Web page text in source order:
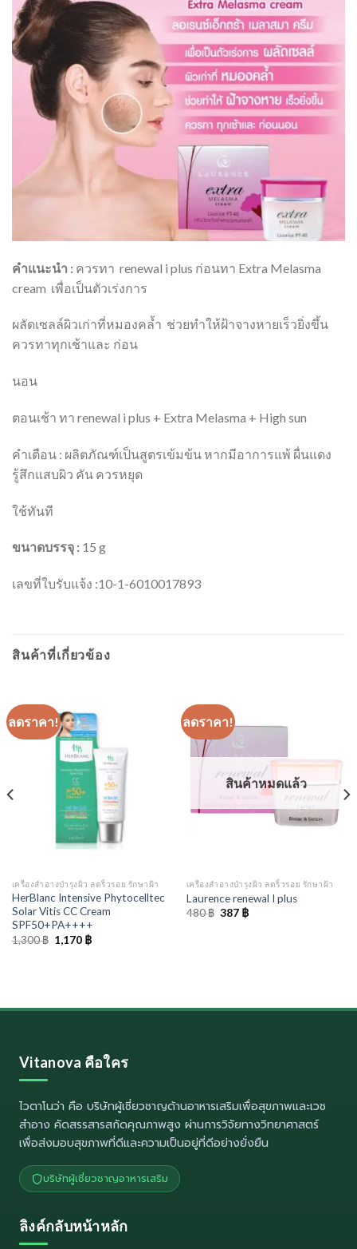
คำแนะนำ : ควรทา renewal i plus ก่อนทา Extra Melasma
cream เพื่อเป็นตัวเร่งการ
ผลัดเซลล์ผิวเก่าที่หมองคล้ำ ช่วยทำให้ฝ้าจางหายเร็วยิ่งขึ้น
ควรทาทุกเช้าและ ก่อน
นอน
ตอนเช้า ทา renewal i plus + Extra Melasma + High sun
คำเตือน : ผลิตภัณฑ์เป็นสูตรเข้มข้น หากมีอาการแพ้ ผื่นแดง
รู้สึกแสบผิว คัน ควรหยุด
ใช้ทันที
ขนาดบรรจุ : 15 g
เลขที่ใบรับแจ้ง :10-1-6010017893
สินค้าที่เกี่ยวข้อง
ลดราคา!
เครืองสำอางบำรุงผิว ลดริ้วรอย รักษาฝ้า
HerBlanc Intensive Phytocelltec
Solar Vitis CC Cream
SPF50+PA++++
1,300฿ Original
price
1,170 ฿Current
ลดราคา!
สินค้าหมดแล้ว
เครืองสำอางบำรุงผิว ลดริ้วรอย รักษาฝ้า
Laurence renewal I plus
480฿ Original
387 ฿Current
Vitanova คือใคร
ไวตาโนว่า คือ บริษัทผู้เชี่ยวชาญด้านอาหารเสริมเพื่อสุขภาพและเวช
สำอาง คัดสรรสารสกัดคุณภาพสูง ผ่านการวิจัยทางวิทยาศาสตร์
เพื่อส่งมอบสุขภาพที่ดีและความเป็นอยู่ที่ดีอย่างยั่งยืน
บริษัทผู้เชี่ยวชาญอาหารเสริม
ลิงค์กลับหน้าหลัก